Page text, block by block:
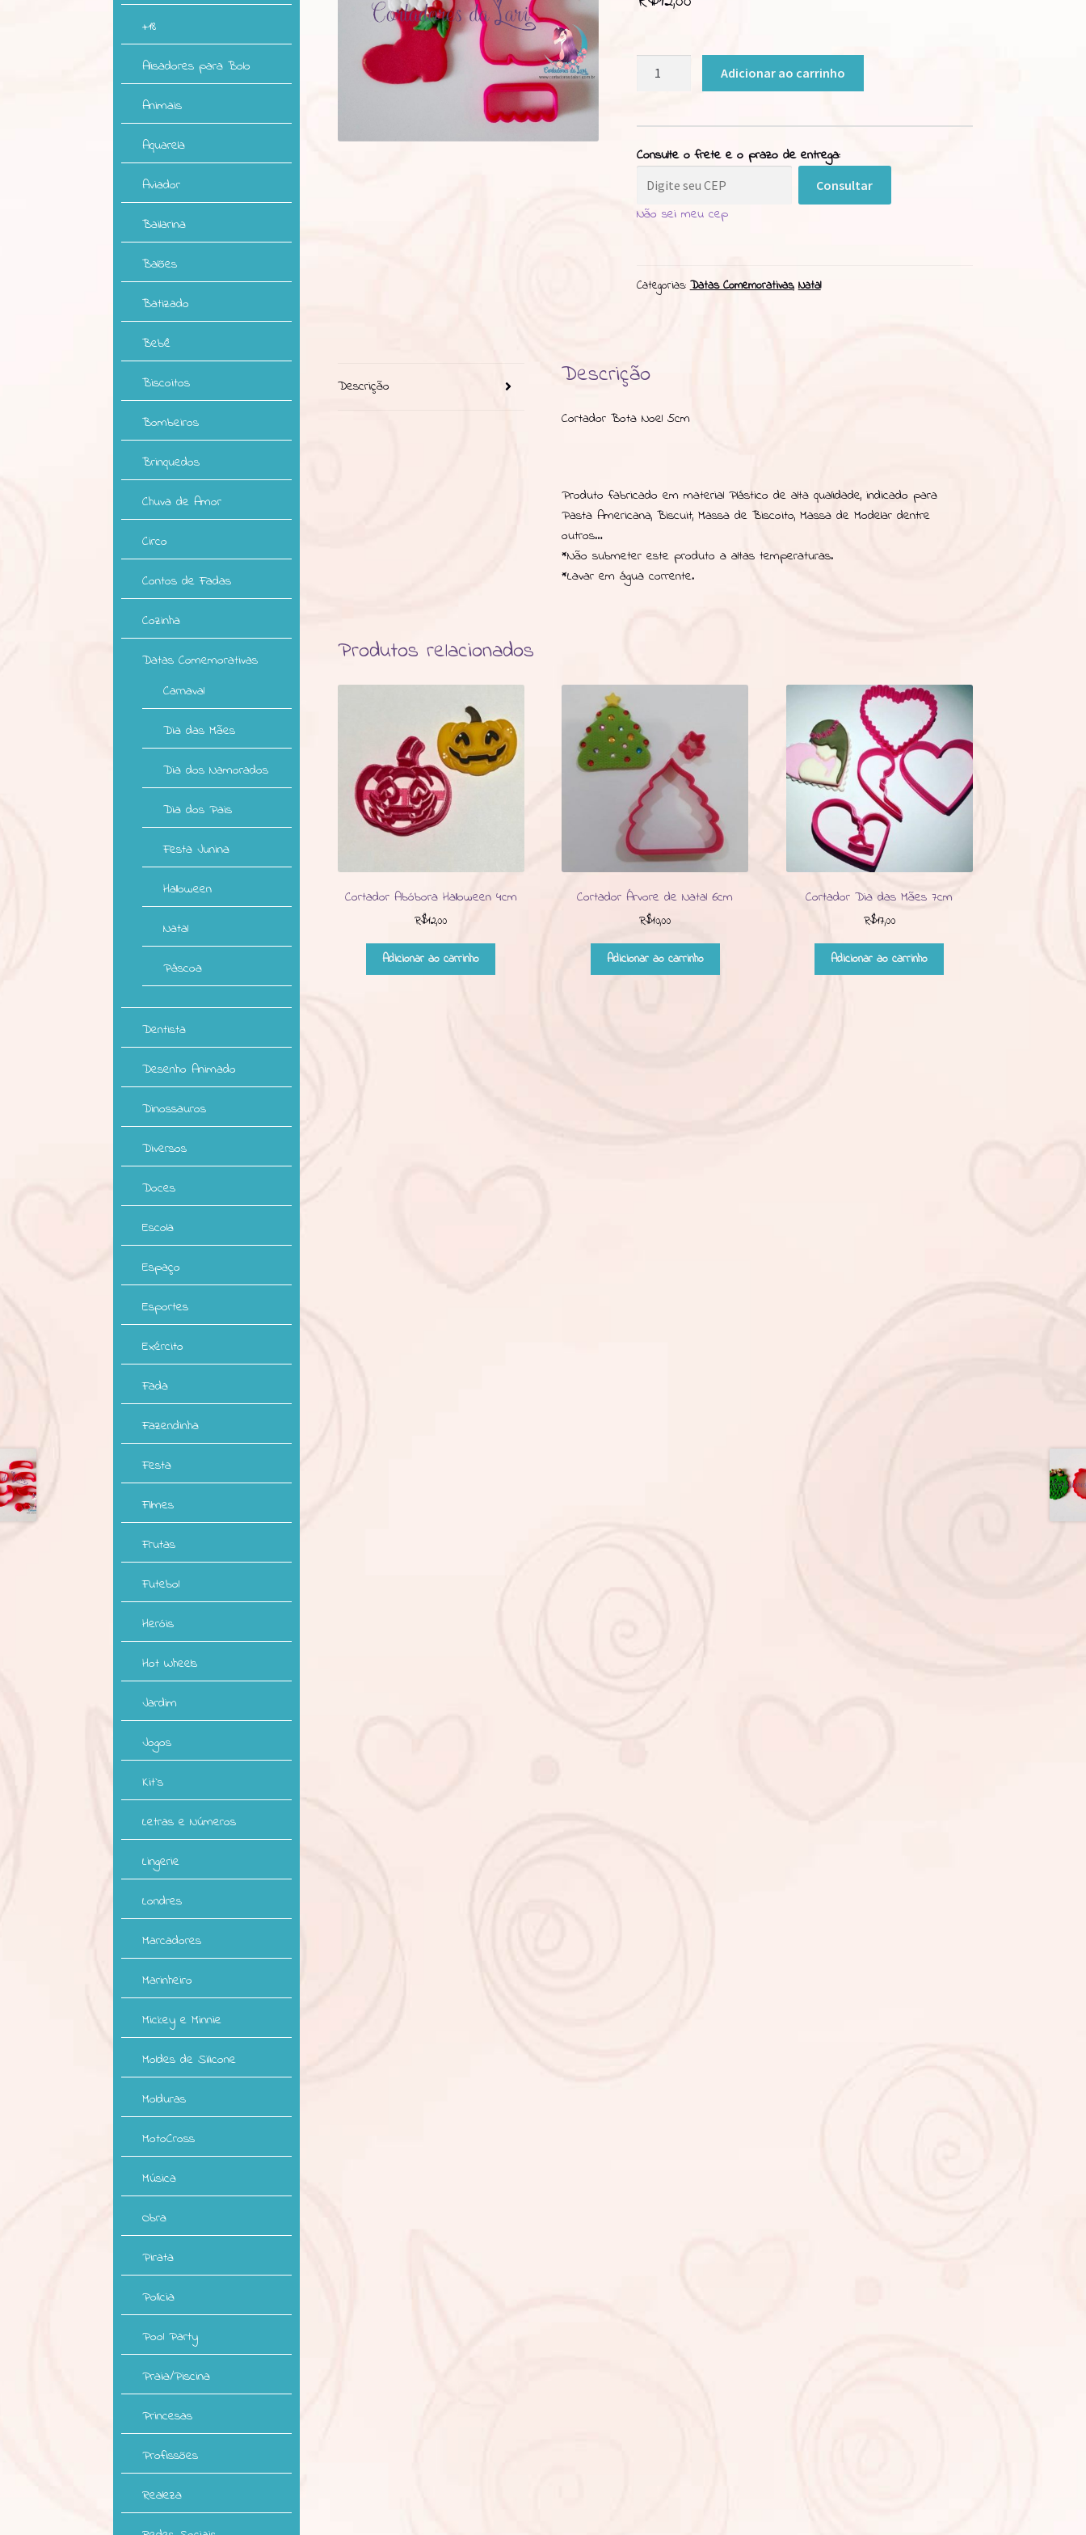
Cortador
Bota
5cm
quantidade
Adicionar ao carrinho
Consulte o frete e o prazo de entrega:
Consultar
Não sei meu cep
Categorias:Datas Comemorativas,Natal
Descrição Descrição
Cortador Bota Noel 5cm
Produto fabricado em material Plástico de alta qualidade, indicado para
Pasta Americana, Biscuit, Massa de Biscoito, Massa de Modelar dentre
outros…
*Não submeter este produto a altas temperaturas.
*Lavar em água corrente.
Produtos relacionados
Cortador Abóbora Halloween 4cm
R$12,00
Adicionar ao carrinho
Cortador Árvore de Natal 6cm
R$10,00
Adicionar ao carrinho
Cortador Dia das Mães 7cm
R$17,00
Adicionar ao carrinho
+18
Alisadores para Bolo
Animais
Aquarela
Aviador
Bailarina
Balões
Batizado
Bebê
Biscoitos
Bombeiros
Brinquedos
Chuva de Amor
Circo
Contos de Fadas
Cozinha
Datas Comemorativas
Carnaval
Dia das Mães
Dia dos Namorados
Dia dos Pais
Festa Junina
Halloween
Natal
Páscoa
Dentista
Desenho Animado
Dinossauros
Diversos
Doces
Escola
Espaço
Esportes
Exército
Fada
Fazendinha
Festa
Filmes
Frutas
Futebol
Heróis
Hot Wheels
Jardim
Jogos
Kit`s
Letras e Números
Lingerie
Londres
Marcadores
Marinheiro
Mickey e Minnie
Moldes de Silicone
Molduras
MotoCross
Música
Obra
Pirata
Polícia
Pool Party
Praia/Piscina
Princesas
Profissões
Realeza